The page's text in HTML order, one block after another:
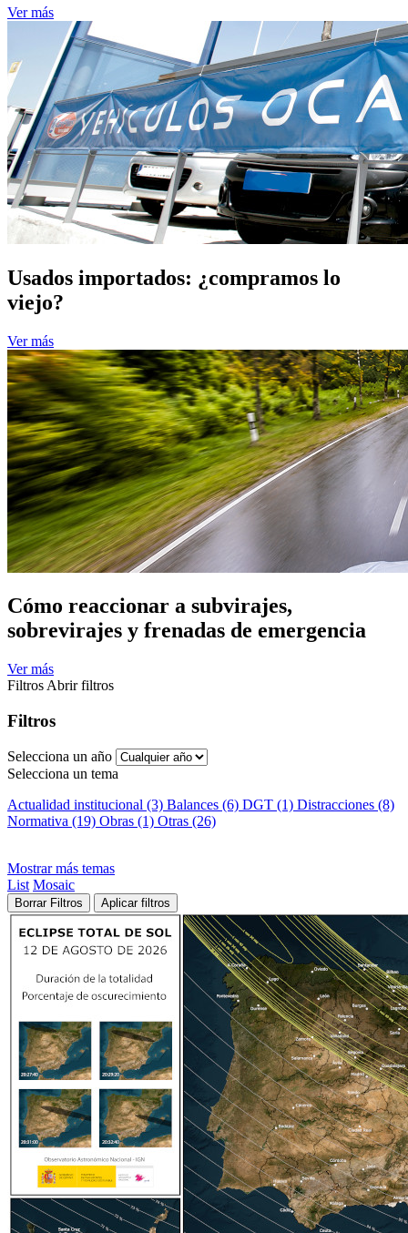
Ver más
Usados importados: ¿compramos lo
viejo?
Ver más
Cómo reaccionar a subvirajes,
sobrevirajes y frenadas de emergencia
Ver más
Filtros Abrir filtros
Filtros
Selecciona un año
Selecciona un tema
Actualidad institucional (3) Balances (6) DGT (1) Distracciones (8)
Normativa (19) Obras (1) Otras (26)
Mostrar más temas
List Mosaic
Borrar Filtros Aplicar filtros